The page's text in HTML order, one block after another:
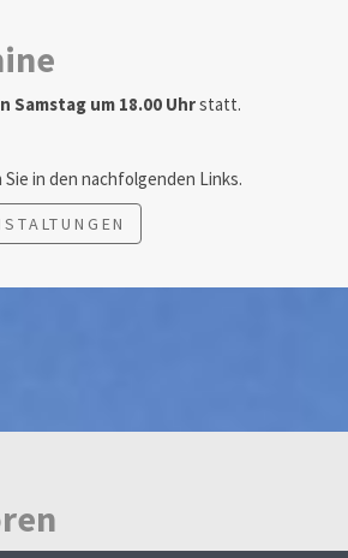
Samstag um 18.00 Uhrstatt.
in den nachfolgenden Links.